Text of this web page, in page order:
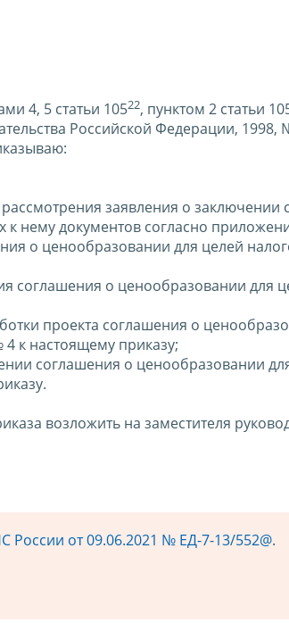
4, 5 статьи 10522, пунктом 2 статьи
Российской Федерации, 1998,
заявления о
нему документов согласно
о ценообразовании для целей
соглашения о ценообразовании для
проекта соглашения о
к настоящему приказу;
соглашения о ценообразовании
возложить на заместителя
России от 09.06.2021 № ЕД-7-13/552@.